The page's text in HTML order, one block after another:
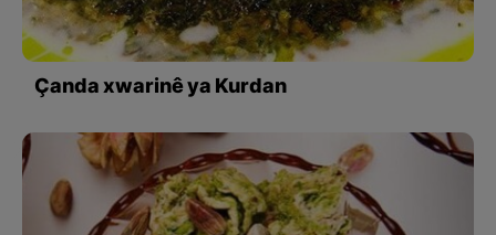
Çanda xwarinê ya Kurdan